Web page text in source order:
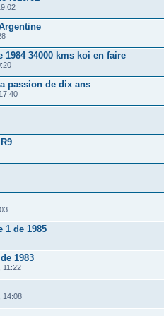
34000 kms koi en faire
passion de dix ans
1 de 1985
1983
11:22
14:08